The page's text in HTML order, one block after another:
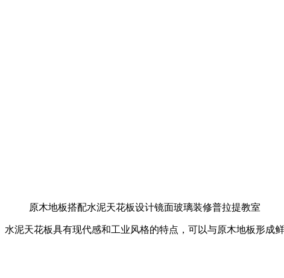
原木地板搭配水泥天花板设计镜面玻璃装修普拉提教室
水泥天花板具有现代感和工业风格的特点，可以与原木地板形成